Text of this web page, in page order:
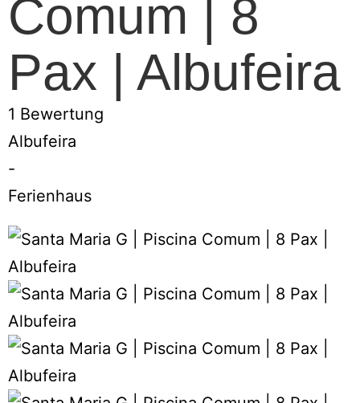
Comum | 8
Pax | Albufeira
1 Bewertung
Albufeira
-
Ferienhaus